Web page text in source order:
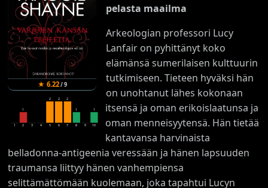
★ 6.22/9
1
1
2 3 4
2
5
2
6
2
7
1
8 9
1
10
pelasta maailma
Arkeologian professori Lucy
Lanfair on pyhittänyt koko
elämänsä sumerilaisen kulttuurin
tutkimiseen. Tieteen hyväksi hän
on unohtanut lähes kokonaan
itsensä ja oman erikoislaatunsa ja
oman menneisyytensä. Hän tietää
kantavansa harvinaista
belladonna-antigeenia veressään ja hänen lapsuuden
traumansa liittyy hänen vanhempiensa
selittämättömään kuolemaan, joka tapahtui Lucyn